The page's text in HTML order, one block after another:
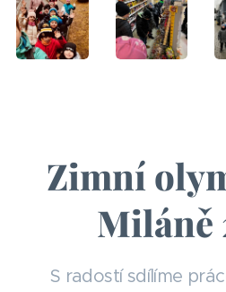
Zimní
Miláně
S radostí sdílíme